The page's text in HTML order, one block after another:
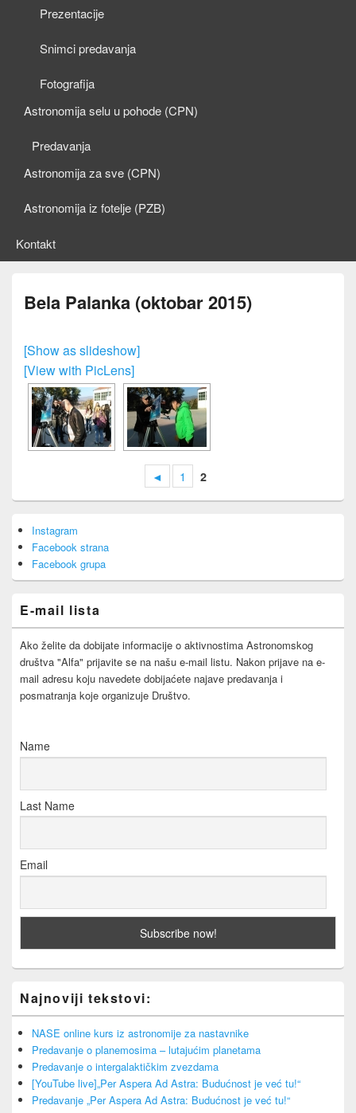
Prezentacije
Snimci predavanja
Fotografija
Astronomija selu u pohode (CPN)
Predavanja
Astronomija za sve (CPN)
Astronomija iz fotelje (PZB)
Kontakt
Bela Palanka (oktobar 2015)
[Show as slideshow]
[View with PicLens]
◄ 1 2
Sidebar
Widget
Area
Instagram
Facebook strana
Facebook grupa
E-mail lista
Ako želite da dobijate informacije o aktivnostima Astronomskog
društva "Alfa" prijavite se na našu e-mail listu. Nakon prijave na e-
mail adresu koju navedete dobijaćete najave predavanja i
posmatranja koje organizuje Društvo.
Name
Last Name
Email
Najnoviji tekstovi:
NASE online kurs iz astronomije za nastavnike
Predavanje o planemosima – lutajućim planetama
Predavanje o intergalaktičkim zvezdama
[YouTube live]„Per Aspera Ad Astra: Budućnost je već tu!“
Predavanje „Per Aspera Ad Astra: Budućnost je već tu!“